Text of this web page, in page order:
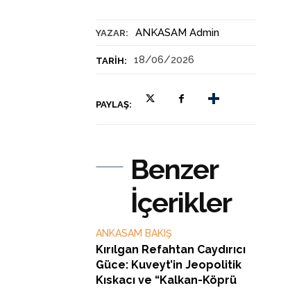
YAZAR: ANKASAM Admin
TARIH: 18/06/2026
PAYLAŞ:
Benzer
İçerikler
ANKASAM BAKIŞ
Kırılgan Refahtan Caydırıcı
Güce: Kuveyt’in Jeopolitik
Kıskacı ve “Kalkan-Köprü